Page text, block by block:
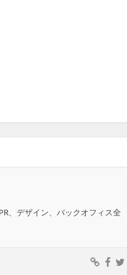
、デザイン、バックオフィス全